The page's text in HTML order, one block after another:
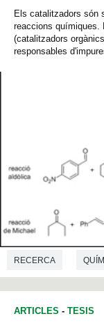
Els catalitzadors són
reaccions químiques.
(catalitzadors
responsables
RECERCA
ARTICLES - TESIS